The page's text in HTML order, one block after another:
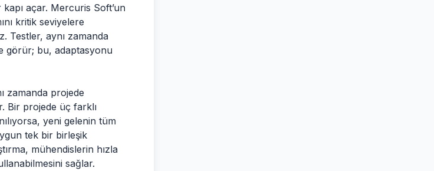
açar. Mercuris Soft’un
kritik seviyelere
Testler, aynı zamanda
görür; bu, adaptasyonu
zamanda projede
Bir projede üç farklı
yeni gelenin tüm
tek bir birleşik
mühendislerin hızla
sağlar.